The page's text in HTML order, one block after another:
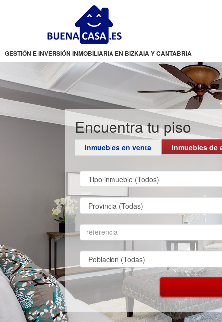
GESTIÓN E INVERSIÓN INMOBILIARIA EN BIZKAIA Y CANTABRIA
Encuentra tu piso
Inmuebles en venta Inmuebles de